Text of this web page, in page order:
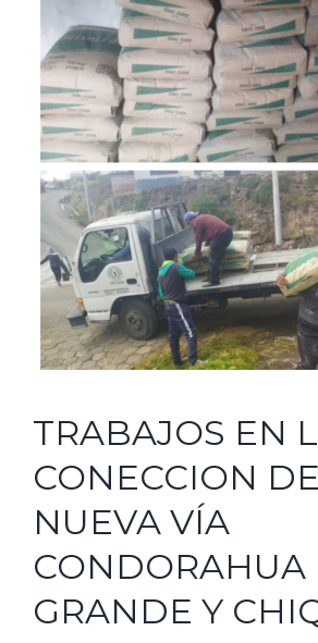
Image
TRABAJOS EN
CONECCION
NUEVA VÍA
CONDORAHUA
GRANDE Y